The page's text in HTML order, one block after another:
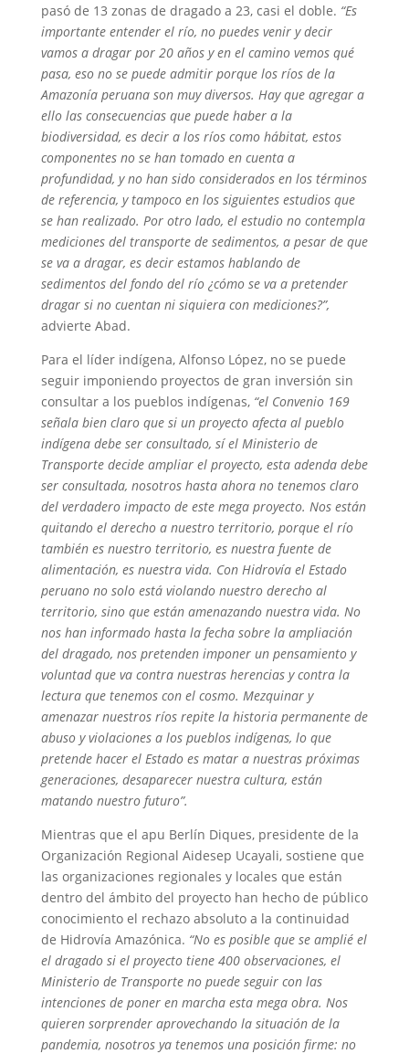
pasó de 13 zonas de dragado a 23, casi el doble. “Es
importante entender el río, no puedes venir y decir
vamos a dragar por 20 años y en el camino vemos qué
pasa, eso no se puede admitir porque los ríos de la
Amazonía peruana son muy diversos. Hay que agregar a
ello las consecuencias que puede haber a la
biodiversidad, es decir a los ríos como hábitat, estos
componentes no se han tomado en cuenta a
profundidad, y no han sido considerados en los términos
de referencia, y tampoco en los siguientes estudios que
se han realizado. Por otro lado, el estudio no contempla
mediciones del transporte de sedimentos, a pesar de que
se va a dragar, es decir estamos hablando de
sedimentos del fondo del río ¿cómo se va a pretender
dragar si no cuentan ni siquiera con mediciones?”,
advierte Abad.
Para el líder indígena, Alfonso López, no se puede
seguir imponiendo proyectos de gran inversión sin
consultar a los pueblos indígenas, “el Convenio 169
señala bien claro que si un proyecto afecta al pueblo
indígena debe ser consultado, sí el Ministerio de
Transporte decide ampliar el proyecto, esta adenda debe
ser consultada, nosotros hasta ahora no tenemos claro
del verdadero impacto de este mega proyecto. Nos están
quitando el derecho a nuestro territorio, porque el río
también es nuestro territorio, es nuestra fuente de
alimentación, es nuestra vida. Con Hidrovía el Estado
peruano no solo está violando nuestro derecho al
territorio, sino que están amenazando nuestra vida. No
nos han informado hasta la fecha sobre la ampliación
del dragado, nos pretenden imponer un pensamiento y
voluntad que va contra nuestras herencias y contra la
lectura que tenemos con el cosmo. Mezquinar y
amenazar nuestros ríos repite la historia permanente de
abuso y violaciones a los pueblos indígenas, lo que
pretende hacer el Estado es matar a nuestras próximas
generaciones, desaparecer nuestra cultura, están
matando nuestro futuro”.
Mientras que el apu Berlín Diques, presidente de la
Organización Regional Aidesep Ucayali, sostiene que
las organizaciones regionales y locales que están
dentro del ámbito del proyecto han hecho de público
conocimiento el rechazo absoluto a la continuidad
de Hidrovía Amazónica. “No es posible que se amplié el
el dragado si el proyecto tiene 400 observaciones, el
Ministerio de Transporte no puede seguir con las
intenciones de poner en marcha esta mega obra. Nos
quieren sorprender aprovechando la situación de la
pandemia, nosotros ya tenemos una posición firme: no